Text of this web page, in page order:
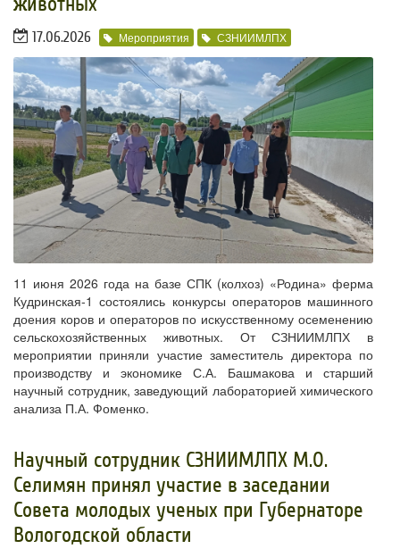
17.06.2026 Мероприятия СЗНИИМЛПХ
11 июня 2026 года на базе СПК (колхоз) «Родина» ферма
Кудринская-1 состоялись конкурсы операторов машинного
доения коров и операторов по искусственному осеменению
сельскохозяйственных животных. От СЗНИИМЛПХ в
мероприятии приняли участие заместитель директора по
производству и экономике С.А. Башмакова и старший
научный сотрудник, заведующий лабораторией химического
анализа П.А. Фоменко.
​Научный сотрудник СЗНИИМЛПХ М.О.
Селимян принял участие в заседании
Совета молодых ученых при Губернаторе
Вологодской области